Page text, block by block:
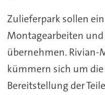
Zulieferpark sollen
Montagearbeiten
übernehmen. Rivian-
kümmern sich um
Bereitstellung der